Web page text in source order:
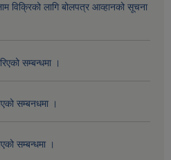
विक्रिको लागि बोलपत्र आव्हानको सूचना
सम्बन्धमा ।
सम्बनधमा ।
सम्बन्धमा ।